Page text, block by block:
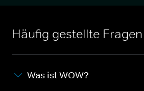
Häufig gestellte Fragen
Was ist WOW?